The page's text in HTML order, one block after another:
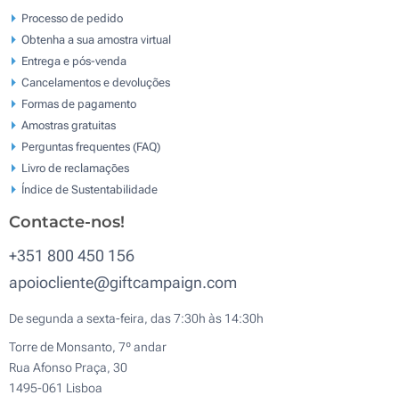
Processo de pedido
Obtenha a sua amostra virtual
Entrega e pós-venda
Cancelamentos e devoluções
Formas de pagamento
Amostras gratuitas
Perguntas frequentes (FAQ)
Livro de reclamaçōes
Índice de Sustentabilidade
Contacte-nos!
+351 800 450 156
apoiocliente@giftcampaign.com
De segunda a sexta-feira, das 7:30h às 14:30h
Torre de Monsanto, 7º andar
Rua Afonso Praça, 30
1495-061 Lisboa